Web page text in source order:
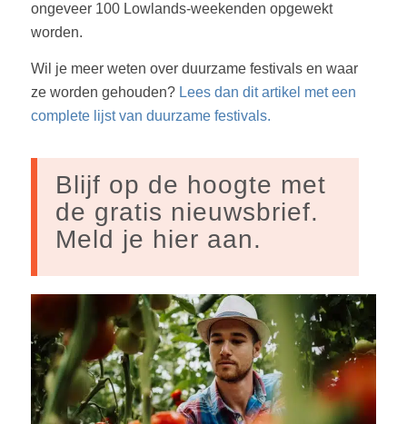
ongeveer 100 Lowlands-weekenden opgewekt
worden.
Wil je meer weten over duurzame festivals en waar
ze worden gehouden? Lees dan dit artikel met een
complete lijst van duurzame festivals.
Blijf op de hoogte met
de gratis nieuwsbrief.
Meld je hier aan.